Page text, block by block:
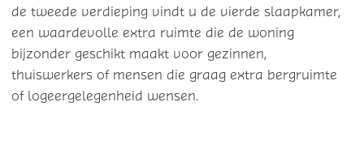
de tweede verdieping vindt u de vierde slaapkamer,
een waardevolle extra ruimte die de woning
bijzonder geschikt maakt voor gezinnen,
thuiswerkers of mensen die graag extra bergruimte
of logeergelegenheid wensen.